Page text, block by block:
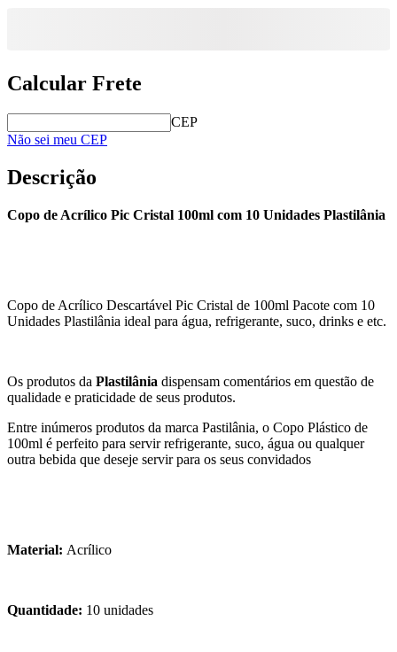
Calcular Frete
CEP
Não sei meu CEP
Descrição
Copo de Acrílico Pic Cristal 100ml com 10 Unidades Plastilânia
Copo de Acrílico Descartável Pic Cristal de 100ml Pacote com 10
Unidades Plastilânia ideal para água, refrigerante, suco, drinks e etc.
Os produtos da Plastilânia dispensam comentários em questão de
qualidade e praticidade de seus produtos.
Entre inúmeros produtos da marca Pastilânia, o Copo Plástico de
100ml é perfeito para servir refrigerante, suco, água ou qualquer
outra bebida que deseje servir para os seus convidados
Material: Acrílico
Quantidade: 10 unidades